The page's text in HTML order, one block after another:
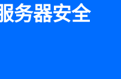
务器安全